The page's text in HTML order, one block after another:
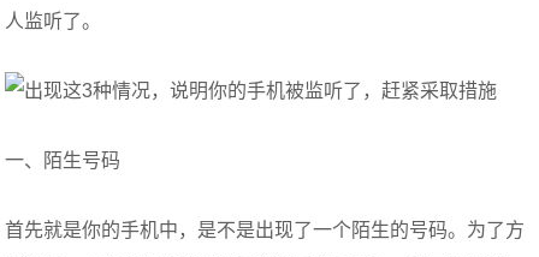
人监听了。
一、陌生号码
首先就是你的手机中，是不是出现了一个陌生的号码。为了方